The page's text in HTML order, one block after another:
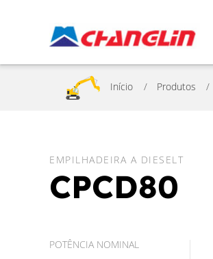
Início Produtos
EMPILHADEIRA A DIESELT
CPCD80
POTÊNCIA NOMINAL